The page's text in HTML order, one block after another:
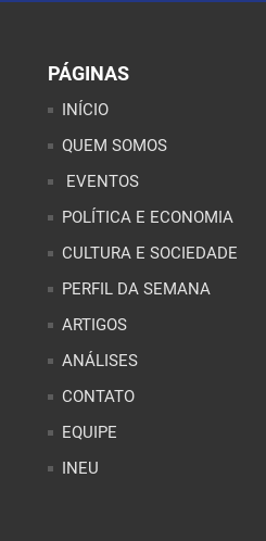
PÁGINAS
INÍCIO
QUEM SOMOS
EVENTOS
POLÍTICA E ECONOMIA
CULTURA E SOCIEDADE
PERFIL DA SEMANA
ARTIGOS
ANÁLISES
CONTATO
EQUIPE
INEU